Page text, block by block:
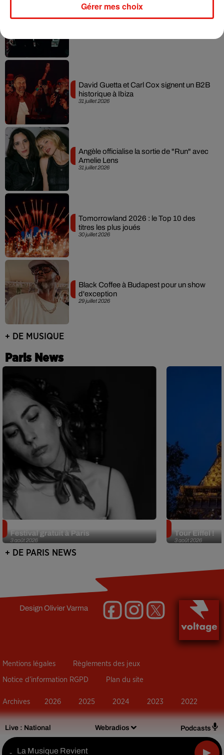
Live : National Webradios Podcasts
- La Musique Revient
Swedish House Mafia et Lykke Li
31 juillet 2026
David Guetta et Carl Cox signent un B2B
historique à Ibiza
31 juillet 2026
Angèle officialise la sortie de "Run" avec
Amelie Lens
30 juillet 2026
Tomorrowland 2026 : le Top 10 des
titres les plus joués
29 juillet 2026
Black Coffee à Budapest pour un show
d'exception
+ DE MUSIQUE
Paris News
3 août 2026
Festival gratuit à Paris
3 août 2026
Tour Eiffel !
+ DE PARIS NEWS
DesignOlivier Varma
Mentions légales Règlements des jeux
Notice d’information RGPD Plan du site
Archives 2026 2025 2024 2023 2022
Gérer mes choix